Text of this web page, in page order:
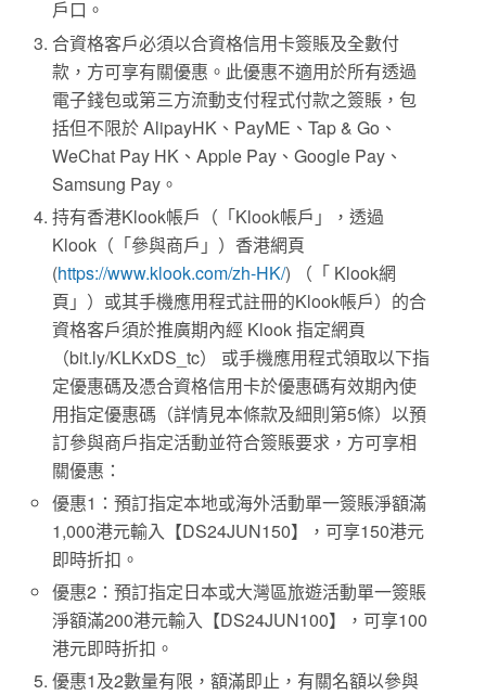
戶口。
合資格客戶必須以合資格信用卡簽賬及全數付
款，方可享有關優惠。此優惠不適用於所有透過
電子錢包或第三方流動支付程式付款之簽賬，包
括但不限於 AlipayHK、PayME、Tap & Go、
WeChat Pay HK、Apple Pay、Google Pay、
Samsung Pay。
持有香港Klook帳戶（「Klook帳戶」，透過
Klook（「參與商戶」）香港網頁
(https://www.klook.com/zh-HK/) （「 Klook網
頁」）或其手機應用程式註冊的Klook帳戶）的合
資格客戶須於推廣期內經 Klook 指定網頁
（bit.ly/KLKxDS_tc） 或手機應用程式領取以下指
定優惠碼及憑合資格信用卡於優惠碼有效期內使
用指定優惠碼（詳情見本條款及細則第5條）以預
訂參與商戶指定活動並符合簽賬要求，方可享相
關優惠：
優惠1：預訂指定本地或海外活動單一簽賬淨額滿
1,000港元輸入【DS24JUN150】，可享150港元
即時折扣。
優惠2：預訂指定日本或大灣區旅遊活動單一簽賬
淨額滿200港元輸入【DS24JUN100】，可享100
港元即時折扣。
優惠1及2數量有限，額滿即止，有關名額以參與